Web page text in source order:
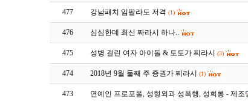
477 강남패치 임팔라도 저격 (1)
476 심심한데 최신 짜라시 하나..
475 성병 걸린 여자 아이돌 & 토토가 찌라시 (3)
474 2018년 9월 둘째 주 증권가 찌라시 (1)
473 연예인 프로포폴, 성형외과 성폭행, 성희롱 - 제조